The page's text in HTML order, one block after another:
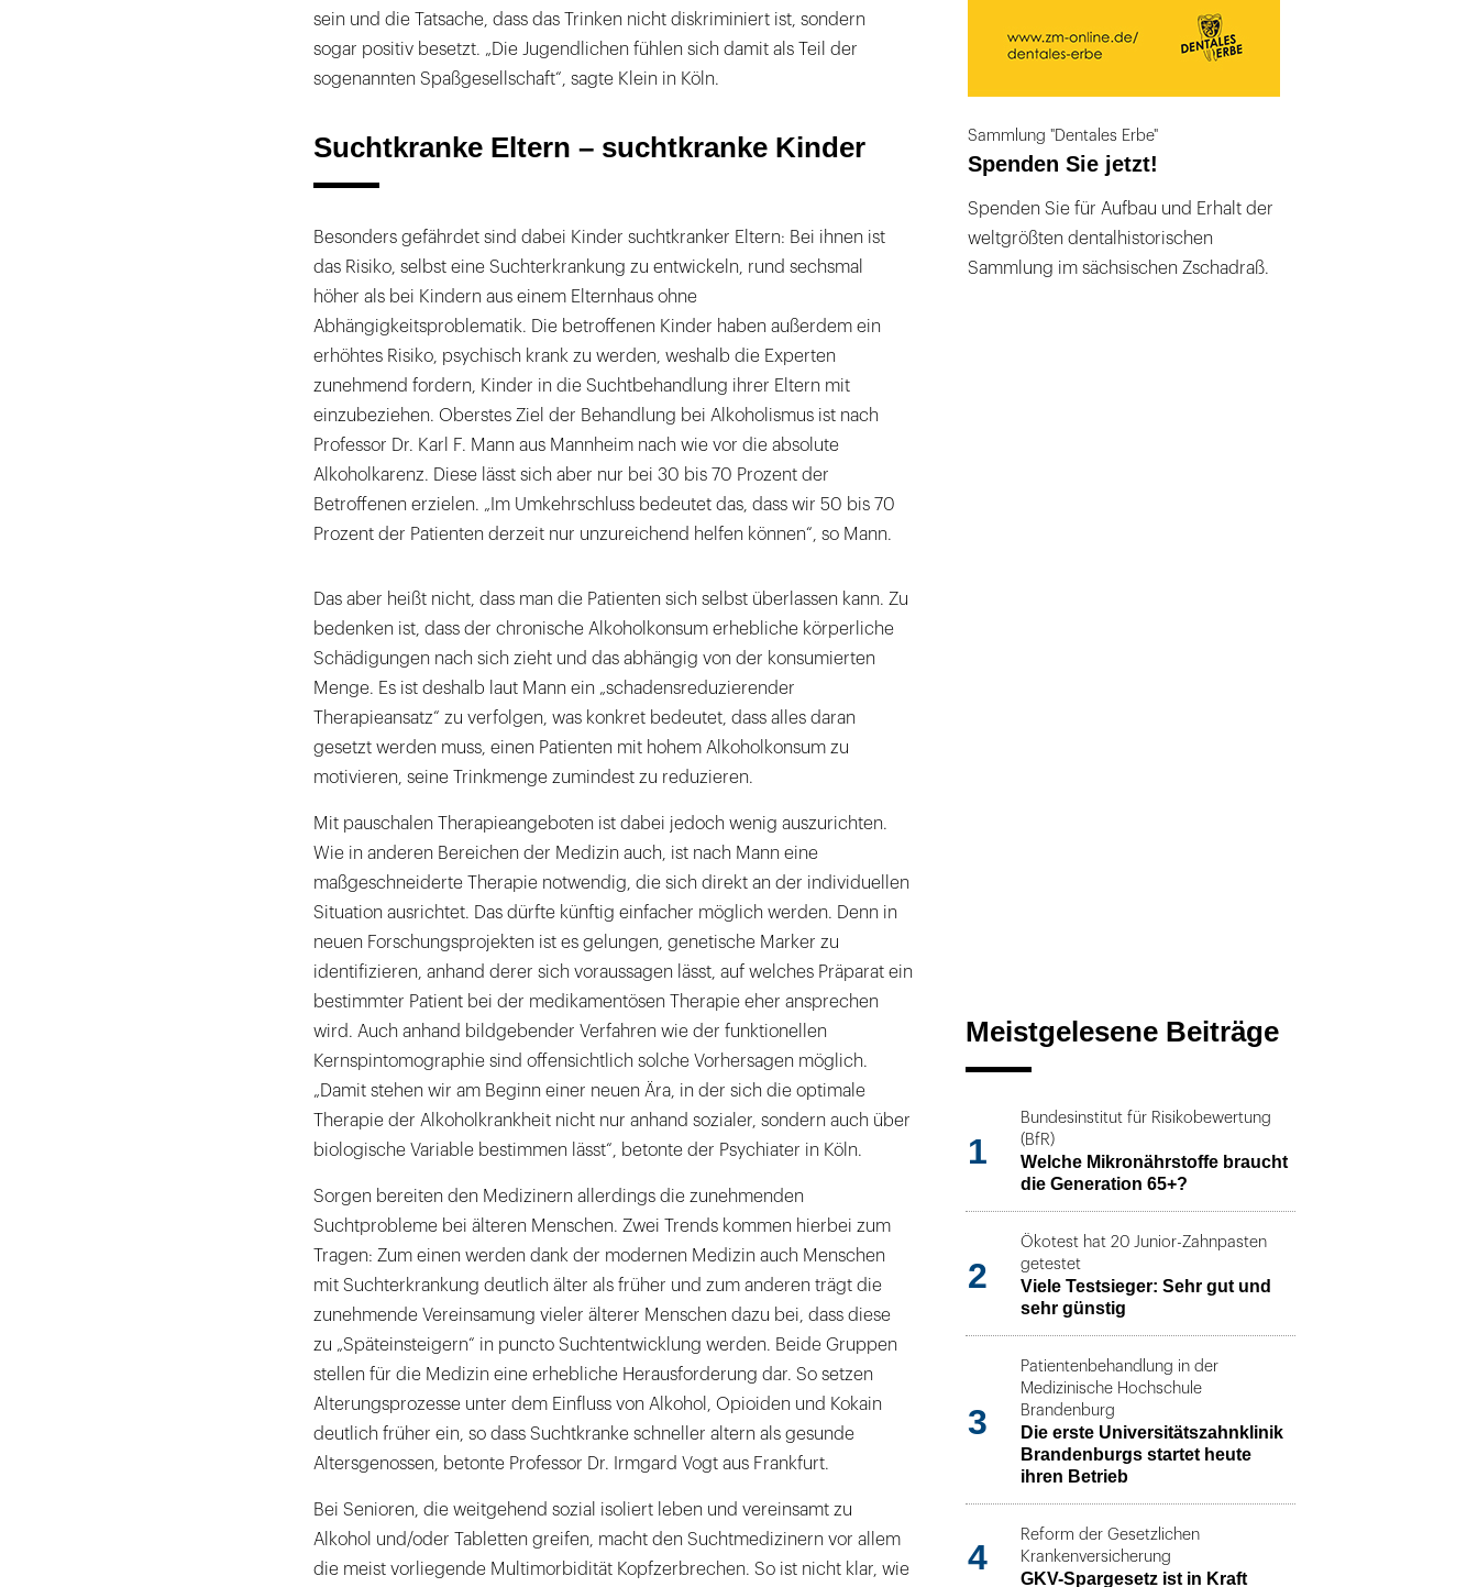
sein und die Tatsache, dass das Trinken nicht diskriminiert ist, sondern
sogar positiv besetzt. „Die Jugendlichen fühlen sich damit als Teil der
sogenannten Spaßgesellschaft“, sagte Klein in Köln.
Suchtkranke Eltern – suchtkranke Kinder
Besonders gefährdet sind dabei Kinder suchtkranker Eltern: Bei ihnen ist
das Risiko, selbst eine Suchterkrankung zu entwickeln, rund sechsmal
höher als bei Kindern aus einem Elternhaus ohne
Abhängigkeitsproblematik. Die betroffenen Kinder haben außerdem ein
erhöhtes Risiko, psychisch krank zu werden, weshalb die Experten
zunehmend fordern, Kinder in die Suchtbehandlung ihrer Eltern mit
einzubeziehen. Oberstes Ziel der Behandlung bei Alkoholismus ist nach
Professor Dr. Karl F. Mann aus Mannheim nach wie vor die absolute
Alkoholkarenz. Diese lässt sich aber nur bei 30 bis 70 Prozent der
Betroffenen erzielen. „Im Umkehrschluss bedeutet das, dass wir 50 bis 70
Prozent der Patienten derzeit nur unzureichend helfen können“, so Mann.
Das aber heißt nicht, dass man die Patienten sich selbst überlassen kann. Zu
bedenken ist, dass der chronische Alkoholkonsum erhebliche körperliche
Schädigungen nach sich zieht und das abhängig von der konsumierten
Menge. Es ist deshalb laut Mann ein „schadensreduzierender
Therapieansatz“ zu verfolgen, was konkret bedeutet, dass alles daran
gesetzt werden muss, einen Patienten mit hohem Alkoholkonsum zu
motivieren, seine Trinkmenge zumindest zu reduzieren.
Mit pauschalen Therapieangeboten ist dabei jedoch wenig auszurichten.
Wie in anderen Bereichen der Medizin auch, ist nach Mann eine
maßgeschneiderte Therapie notwendig, die sich direkt an der individuellen
Situation ausrichtet. Das dürfte künftig einfacher möglich werden. Denn in
neuen Forschungsprojekten ist es gelungen, genetische Marker zu
identifizieren, anhand derer sich voraussagen lässt, auf welches Präparat ein
bestimmter Patient bei der medikamentösen Therapie eher ansprechen
wird. Auch anhand bildgebender Verfahren wie der funktionellen
Kernspintomographie sind offensichtlich solche Vorhersagen möglich.
„Damit stehen wir am Beginn einer neuen Ära, in der sich die optimale
Therapie der Alkoholkrankheit nicht nur anhand sozialer, sondern auch über
biologische Variable bestimmen lässt“, betonte der Psychiater in Köln.
Sorgen bereiten den Medizinern allerdings die zunehmenden
Suchtprobleme bei älteren Menschen. Zwei Trends kommen hierbei zum
Tragen: Zum einen werden dank der modernen Medizin auch Menschen
mit Suchterkrankung deutlich älter als früher und zum anderen trägt die
zunehmende Vereinsamung vieler älterer Menschen dazu bei, dass diese
zu „Späteinsteigern“ in puncto Suchtentwicklung werden. Beide Gruppen
stellen für die Medizin eine erhebliche Herausforderung dar. So setzen
Alterungsprozesse unter dem Einfluss von Alkohol, Opioiden und Kokain
deutlich früher ein, so dass Suchtkranke schneller altern als gesunde
Altersgenossen, betonte Professor Dr. Irmgard Vogt aus Frankfurt.
Bei Senioren, die weitgehend sozial isoliert leben und vereinsamt zu
Alkohol und/oder Tabletten greifen, macht den Suchtmedizinern vor allem
die meist vorliegende Multimorbidität Kopfzerbrechen. So ist nicht klar, wie
Sammlung "Dentales Erbe"
Spenden Sie jetzt!
Spenden Sie für Aufbau und Erhalt der
weltgrößten dentalhistorischen
Sammlung im sächsischen Zschadraß.
Meistgelesene Beiträge
1
Bundesinstitut für Risikobewertung
(BfR)
Welche Mikronährstoffe braucht
die Generation 65+?
2
Ökotest hat 20 Junior-Zahnpasten
getestet
Viele Testsieger: Sehr gut und
sehr günstig
3
Patientenbehandlung in der
Medizinische Hochschule
Brandenburg
Die erste Universitätszahnklinik
Brandenburgs startet heute
ihren Betrieb
4
Reform der Gesetzlichen
Krankenversicherung
GKV-Spargesetz ist in Kraft